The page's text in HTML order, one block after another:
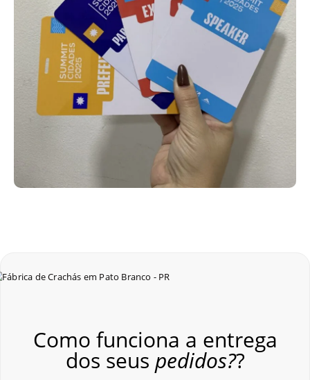
Como funciona a entrega
dos seus pedidos??